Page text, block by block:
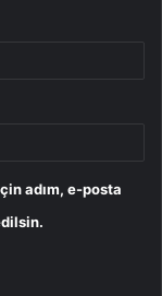
adım, e-posta